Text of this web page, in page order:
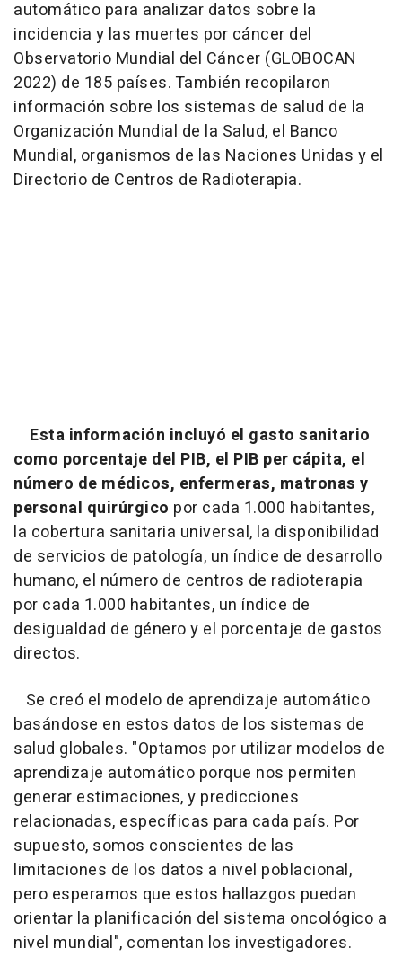
automático para analizar datos sobre la
incidencia y las muertes por cáncer del
Observatorio Mundial del Cáncer (GLOBOCAN
2022) de 185 países. También recopilaron
información sobre los sistemas de salud de la
Organización Mundial de la Salud, el Banco
Mundial, organismos de las Naciones Unidas y el
Directorio de Centros de Radioterapia.
Esta información incluyó el gasto sanitario
como porcentaje del PIB, el PIB per cápita, el
número de médicos, enfermeras, matronas y
personal quirúrgico por cada 1.000 habitantes,
la cobertura sanitaria universal, la disponibilidad
de servicios de patología, un índice de desarrollo
humano, el número de centros de radioterapia
por cada 1.000 habitantes, un índice de
desigualdad de género y el porcentaje de gastos
directos.
Se creó el modelo de aprendizaje automático
basándose en estos datos de los sistemas de
salud globales. "Optamos por utilizar modelos de
aprendizaje automático porque nos permiten
generar estimaciones, y predicciones
relacionadas, específicas para cada país. Por
supuesto, somos conscientes de las
limitaciones de los datos a nivel poblacional,
pero esperamos que estos hallazgos puedan
orientar la planificación del sistema oncológico a
nivel mundial", comentan los investigadores.